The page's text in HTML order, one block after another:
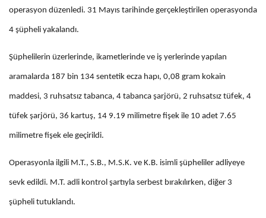
operasyon düzenledi. 31 Mayıs tarihinde gerçekleştirilen operasyonda
4 şüpheli yakalandı.
Şüphelilerin üzerlerinde, ikametlerinde ve iş yerlerinde yapılan
aramalarda 187 bin 134 sentetik ecza hapı, 0,08 gram kokain
maddesi, 3 ruhsatsız tabanca, 4 tabanca şarjörü, 2 ruhsatsız tüfek, 4
tüfek şarjörü, 36 kartuş, 14 9.19 milimetre fişek ile 10 adet 7.65
milimetre fişek ele geçirildi.
Operasyonla ilgili M.T., S.B., M.S.K. ve K.B. isimli şüpheliler adliyeye
sevk edildi. M.T. adli kontrol şartıyla serbest bırakılırken, diğer 3
şüpheli tutuklandı.